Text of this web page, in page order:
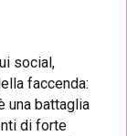
social,
faccenda:
una battaglia
di forte